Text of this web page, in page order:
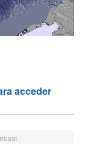
acceder